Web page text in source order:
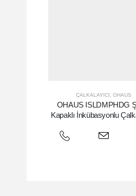
ÇALKALAYICI, OHAUS
OHAUS ISLDMPHDG
Kapaklı İnkübasyonlu